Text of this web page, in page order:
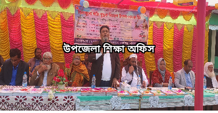
উপজেলা শিক্ষা অফিস